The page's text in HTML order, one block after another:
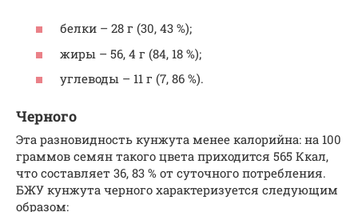
белки – 28 г (30, 43 %);
жиры – 56, 4 г (84, 18 %);
углеводы – 11 г (7, 86 %).
Черного
Эта разновидность кунжута менее калорийна: на 100
граммов семян такого цвета приходится 565 Ккал,
что составляет 36, 83 % от суточного потребления.
БЖУ кунжута черного характеризуется следующим
образом: